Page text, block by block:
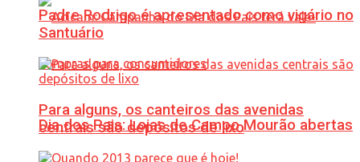
Dia dos Pais: Lojas de Campo Mourão abertas
Padre Rodrigo é apresentado como vigário no
Santuário
Para alguns, os canteiros das avenidas
centrais são depósitos de lixo